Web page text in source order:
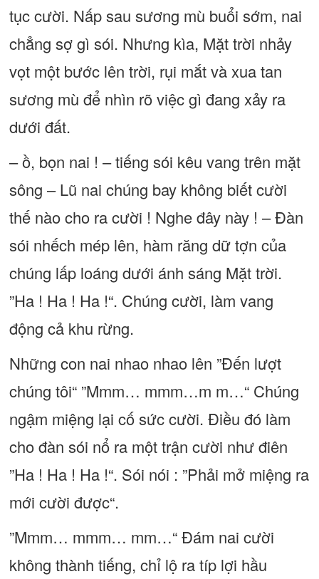
tục cười. Nấp sau sương mù buổi sớm, nai
chẳng sợ gì sói. Nhưng kìa, Mặt trời nhảy
vọt một bước lên trời, rụi mắt và xua tan
sương mù để nhìn rõ việc gì đang xảy ra
dưới đất.
– ồ, bọn nai ! – tiếng sói kêu vang trên mặt
sông – Lũ nai chúng bay không biết cười
thế nào cho ra cười ! Nghe đây này ! – Ðàn
sói nhếch mép lên, hàm răng dữ tợn của
chúng lấp loáng dưới ánh sáng Mặt trời.
”Ha ! Ha ! Ha !“. Chúng cười, làm vang
động cả khu rừng.
Những con nai nhao nhao lên ”Ðến lượt
chúng tôi“ ”Mmm… mmm…m m…“ Chúng
ngậm miệng lại cố sức cười. Ðiều đó làm
cho đàn sói nổ ra một trận cười như điên
”Ha ! Ha ! Ha !“. Sói nói : ”Phải mở miệng ra
mới cười được“.
”Mmm… mmm… mm…“ Ðám nai cười
không thành tiếng, chỉ lộ ra típ lợi hầu